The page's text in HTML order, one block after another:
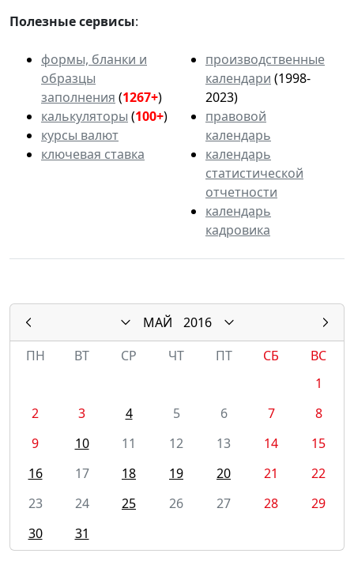
Полезные сервисы:
формы, бланки и
образцы
заполнения (1267+)
калькуляторы (100+)
курсы валют
ключевая ставка
производственные
календари (1998-
2023)
правовой
календарь
календарь
статистической
отчетности
календарь
кадровика
МАЙ
2016
ПН
ВТ СР ЧТ ПТ СБ
ВС
1
2
3 4 5 6 7
8
9
10 11 12 13 14
15
16
17 18 19 20 21
22
23
24 25 26 27 28
29
30
31